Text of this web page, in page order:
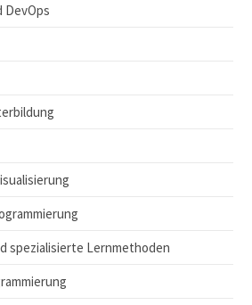
DevOps
spezialisierte Lernmethoden